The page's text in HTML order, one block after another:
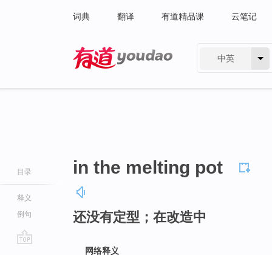
词典 翻译 有道精品课 云笔记
中英
目录
释义
例句
in the melting pot
还没有定型；在改造中
网络释义